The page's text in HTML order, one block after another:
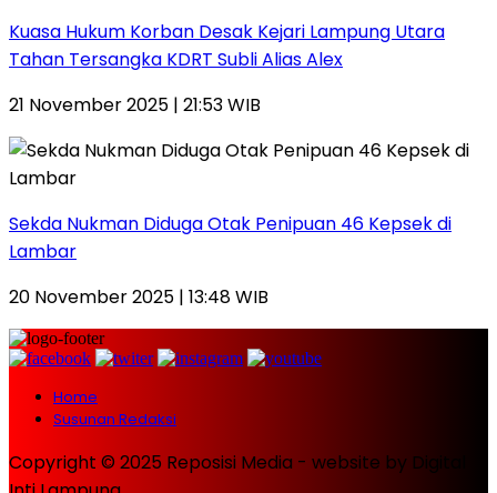
Kuasa Hukum Korban Desak Kejari Lampung Utara
Tahan Tersangka KDRT Subli Alias Alex
21 November 2025 | 21:53 WIB
Sekda Nukman Diduga Otak Penipuan 46 Kepsek di
Lambar
20 November 2025 | 13:48 WIB
Home
Susunan Redaksi
Copyright © 2025 Reposisi Media - website by Digital